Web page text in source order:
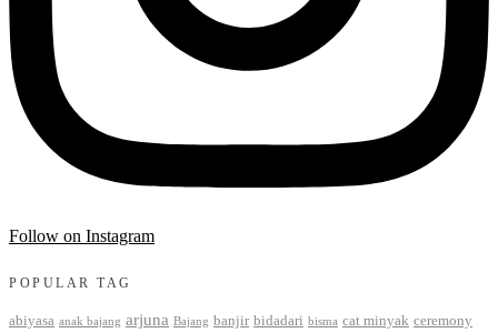
Follow on Instagram
POPULAR TAG
abiyasa anak bajang arjuna Bajang banjir bidadari bisma cat minyak ceremony